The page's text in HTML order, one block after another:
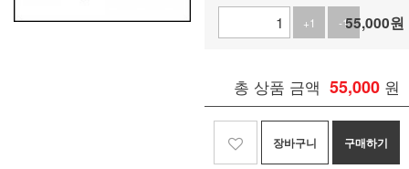
+1
-155,000원
총 상품 금액 55,000 원
장바구니 구매하기